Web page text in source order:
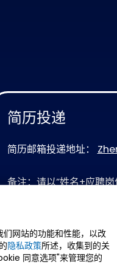
简历投递
简历邮箱投递地址：
备注：请以”姓名+应聘
在线申请
网站的功能和性能，以改
隐私政策所述，收集到的关
同意选项"来管理您的